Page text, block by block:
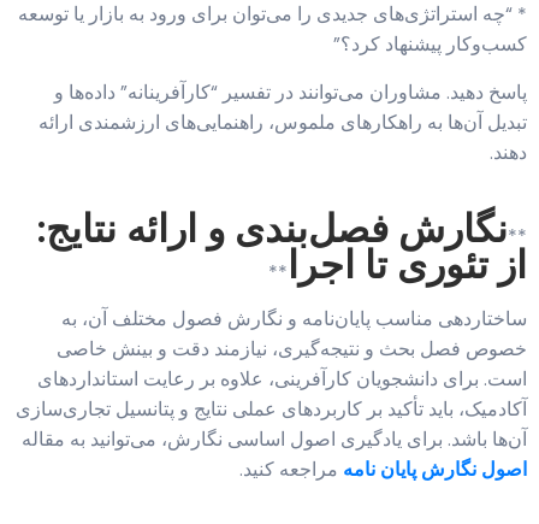
* “چه استراتژی‌های جدیدی را می‌توان برای ورود به بازار یا توسعه
کسب‌وکار پیشنهاد کرد؟”
پاسخ دهید. مشاوران می‌توانند در تفسیر “کارآفرینانه” داده‌ها و
تبدیل آن‌ها به راهکارهای ملموس، راهنمایی‌های ارزشمندی ارائه
دهند.
**نگارش فصل‌بندی و ارائه نتایج:
از تئوری تا اجرا**
ساختاردهی مناسب پایان‌نامه و نگارش فصول مختلف آن، به
خصوص فصل بحث و نتیجه‌گیری، نیازمند دقت و بینش خاصی
است. برای دانشجویان کارآفرینی، علاوه بر رعایت استانداردهای
آکادمیک، باید تأکید بر کاربردهای عملی نتایج و پتانسیل تجاری‌سازی
آن‌ها باشد. برای یادگیری اصول اساسی نگارش، می‌توانید به مقاله
اصول نگارش پایان نامه مراجعه کنید.